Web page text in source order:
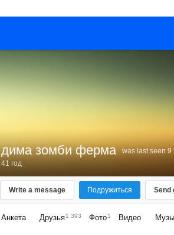
дима зомби ферма
was last seen 9
41 год
Write a message Подружиться Send
Анкета Друзья 1 393 Фото 1 Видео